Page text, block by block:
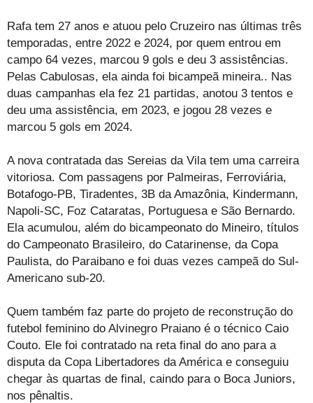
Rafa tem 27 anos e atuou pelo Cruzeiro nas últimas três
temporadas, entre 2022 e 2024, por quem entrou em
campo 64 vezes, marcou 9 gols e deu 3 assistências.
Pelas Cabulosas, ela ainda foi bicampeã mineira.. Nas
duas campanhas ela fez 21 partidas, anotou 3 tentos e
deu uma assistência, em 2023, e jogou 28 vezes e
marcou 5 gols em 2024.
A nova contratada das Sereias da Vila tem uma carreira
vitoriosa. Com passagens por Palmeiras, Ferroviária,
Botafogo-PB, Tiradentes, 3B da Amazônia, Kindermann,
Napoli-SC, Foz Cataratas, Portuguesa e São Bernardo.
Ela acumulou, além do bicampeonato do Mineiro, títulos
do Campeonato Brasileiro, do Catarinense, da Copa
Paulista, do Paraibano e foi duas vezes campeã do Sul-
Americano sub-20.
Quem também faz parte do projeto de reconstrução do
futebol feminino do Alvinegro Praiano é o técnico Caio
Couto. Ele foi contratado na reta final do ano para a
disputa da Copa Libertadores da América e conseguiu
chegar às quartas de final, caindo para o Boca Juniors,
nos pênaltis.